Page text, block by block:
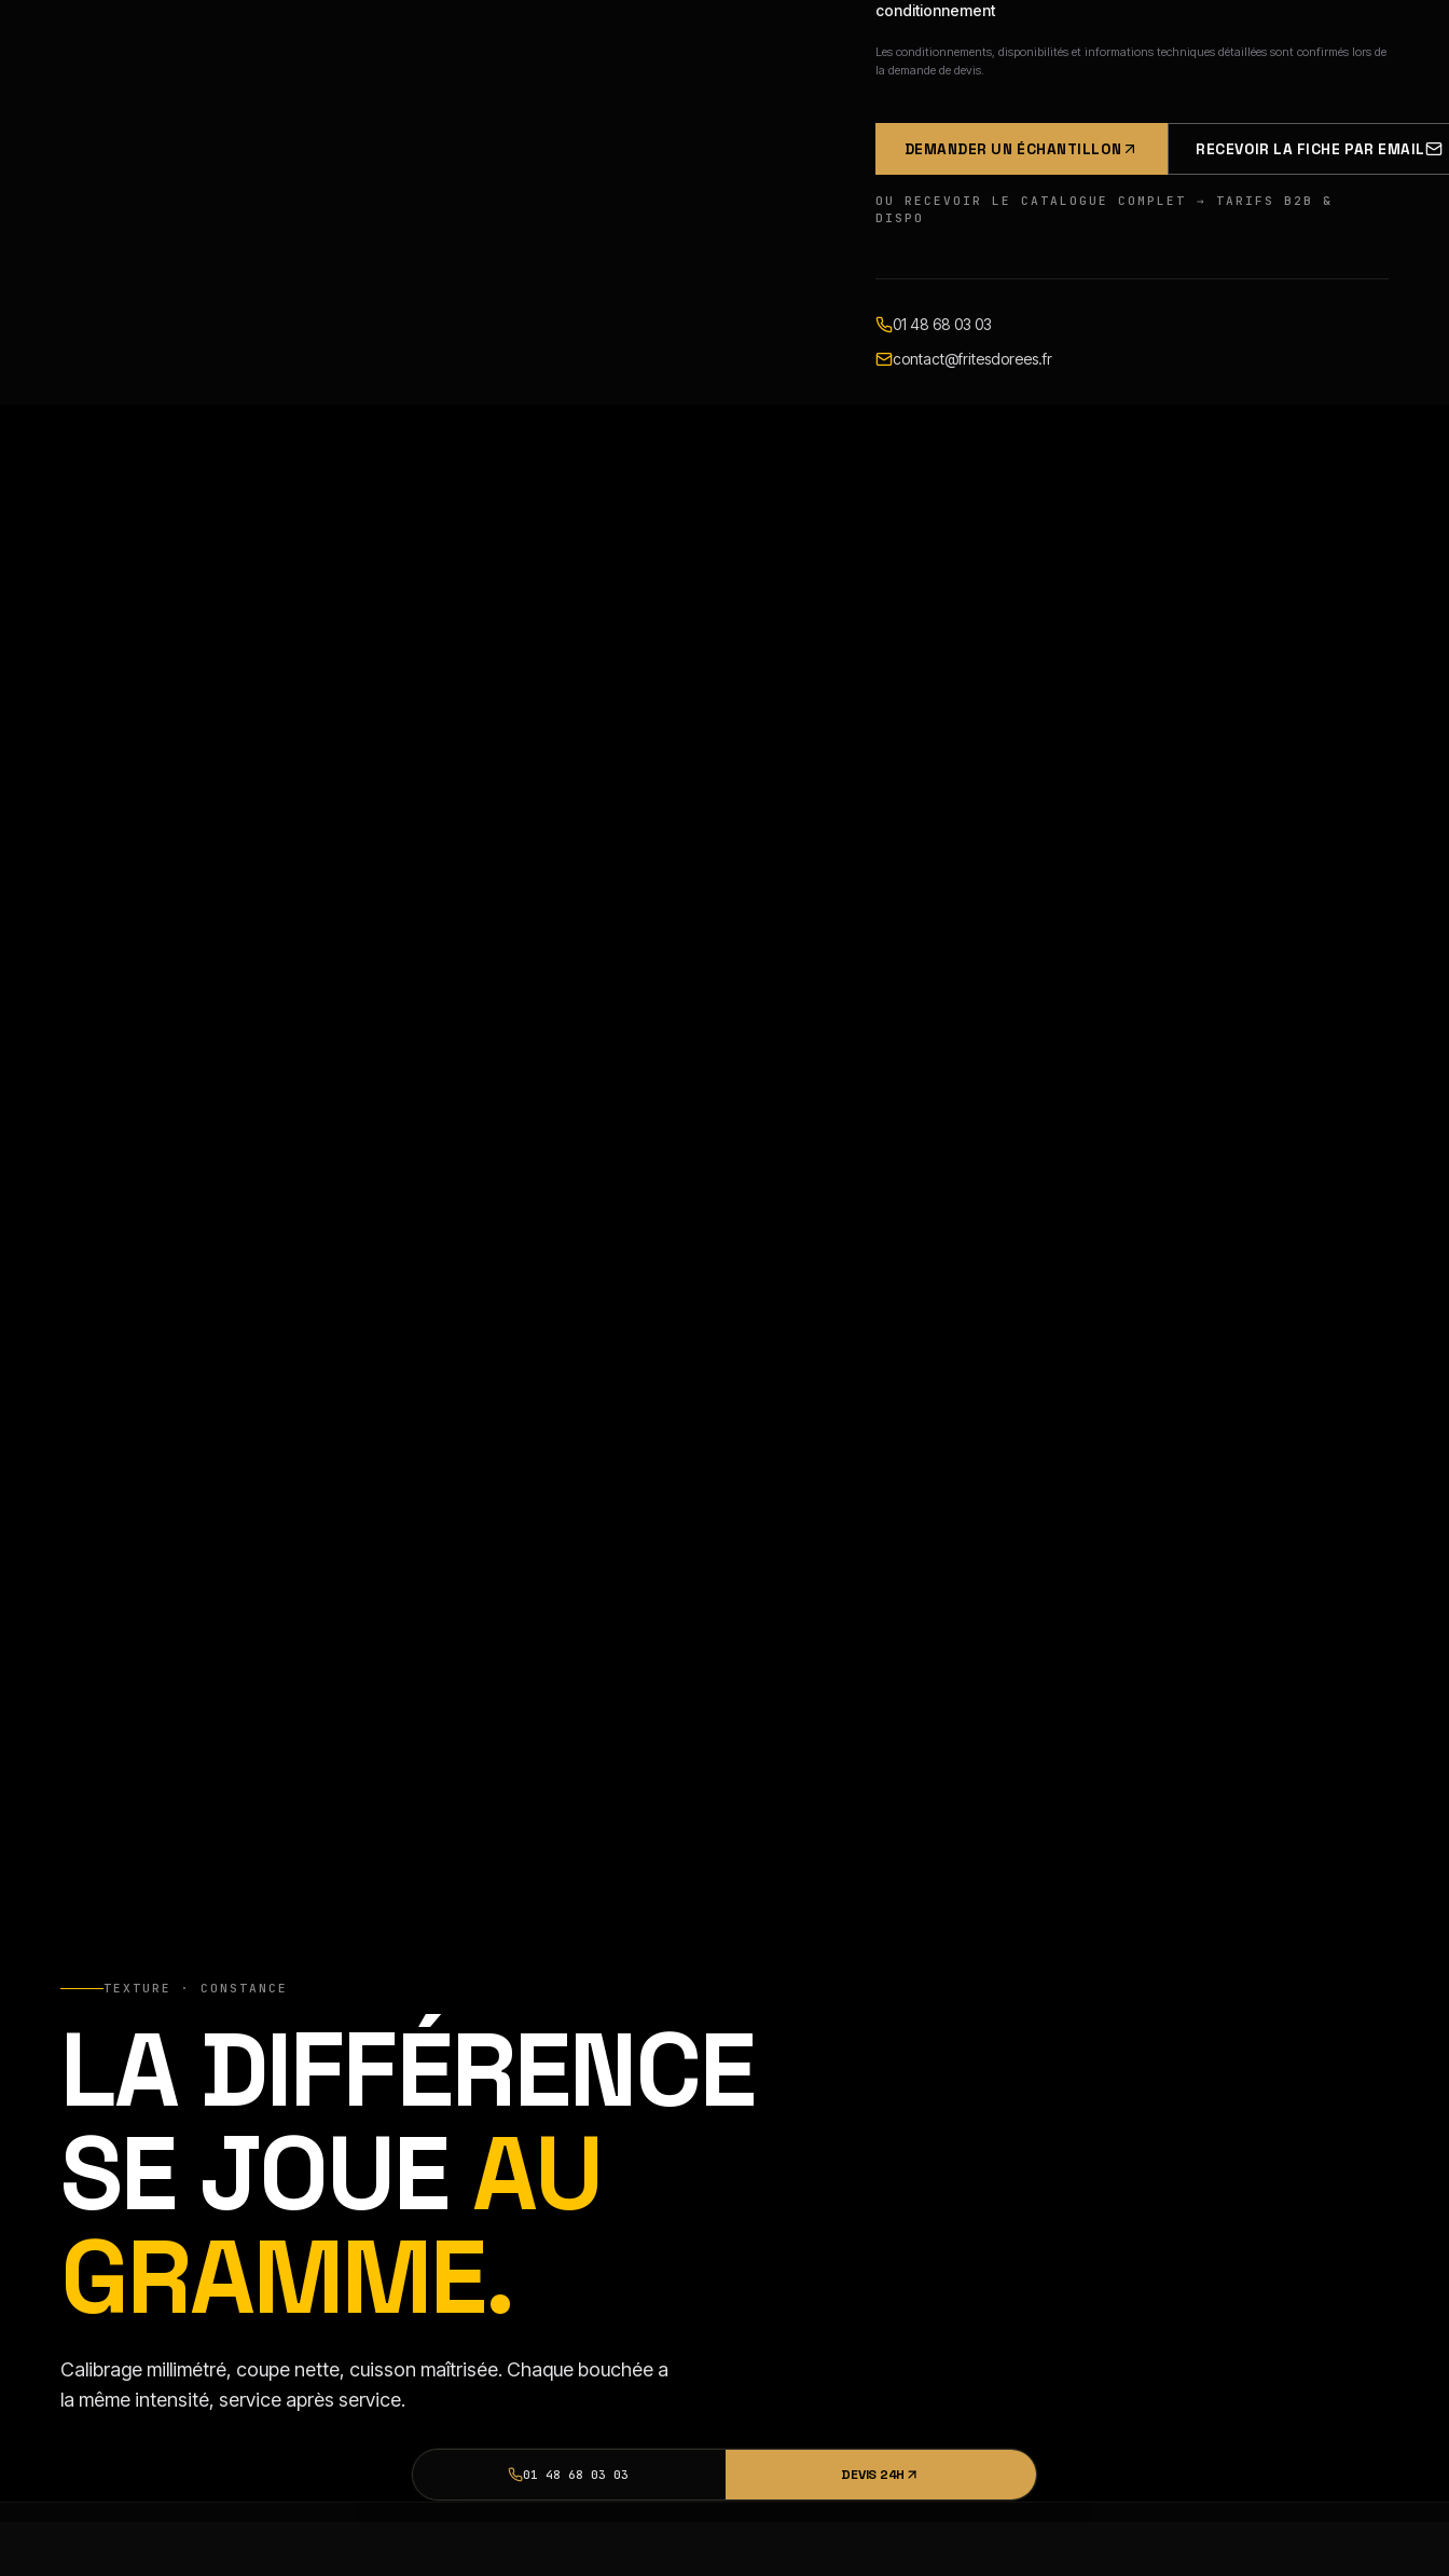
conditionnement
Les conditionnements, disponibilités et informations techniques détaillées sont confirmés lors de
la demande de devis.
DEMANDER UN ÉCHANTILLON RECEVOIR LA FICHE PAR EMAIL
OU RECEVOIR LE CATALOGUE COMPLET → TARIFS B2B &
DISPO
01 48 68 03 03
contact@fritesdorees.fr
TEXTURE · CONSTANCE
LA DIFFÉRENCE
SE JOUEAU
GRAMME.
Calibrage millimétré, coupe nette, cuisson maîtrisée. Chaque bouchée a
la même intensité, service après service.
01 48 68 03 03 DEVIS 24H